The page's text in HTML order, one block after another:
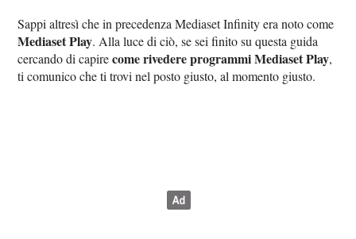
Sappi altresì che in precedenza Mediaset Infinity era noto come
Mediaset Play. Alla luce di ciò, se sei finito su questa guida
cercando di capirecome rivedere programmi Mediaset Play,
ti comunico che ti trovi nel posto giusto, al momento giusto.